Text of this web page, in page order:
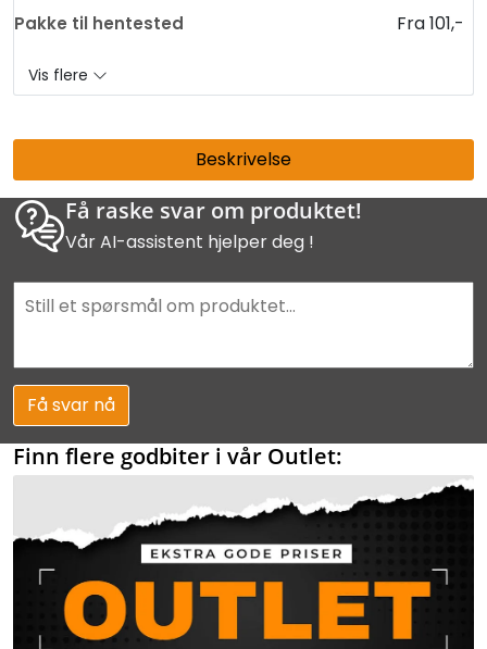
Pakke til hentested Fra 101,-
Vis flere
Beskrivelse
Få raske svar om produktet!
Vår AI-assistent hjelper deg !
Få svar nå
Finn flere godbiter i vår Outlet: